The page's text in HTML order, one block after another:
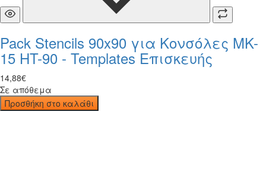
Pack Stencils 90x90 για Κονσόλες MK-
15 HT-90 - Templates Επισκευής
14,88€
Σε απόθεμα
Προσθήκη στο καλάθι